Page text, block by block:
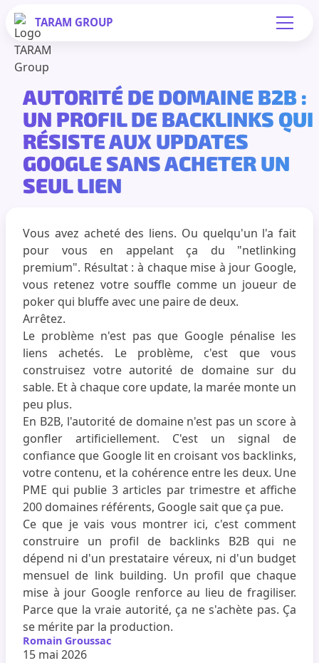
TARAM GROUP
AUTORITÉ DE DOMAINE B2B :
UN PROFIL DE BACKLINKS QUI
RÉSISTE AUX UPDATES
GOOGLE SANS ACHETER UN
SEUL LIEN
Vous avez acheté des liens. Ou quelqu'un l'a fait
pour vous en appelant ça du "netlinking
premium". Résultat : à chaque mise à jour Google,
vous retenez votre souffle comme un joueur de
poker qui bluffe avec une paire de deux.
Arrêtez.
Le problème n'est pas que Google pénalise les
liens achetés. Le problème, c'est que vous
construisez votre autorité de domaine sur du
sable. Et à chaque core update, la marée monte un
peu plus.
En B2B, l'autorité de domaine n'est pas un score à
gonfler artificiellement. C'est un signal de
confiance que Google lit en croisant vos backlinks,
votre contenu, et la cohérence entre les deux. Une
PME qui publie 3 articles par trimestre et affiche
200 domaines référents, Google sait que ça pue.
Ce que je vais vous montrer ici, c'est comment
construire un profil de backlinks B2B qui ne
dépend ni d'un prestataire véreux, ni d'un budget
mensuel de link building. Un profil que chaque
mise à jour Google renforce au lieu de fragiliser.
Parce que la vraie autorité, ça ne s'achète pas. Ça
se mérite par la production.
Romain Groussac
15 mai 2026